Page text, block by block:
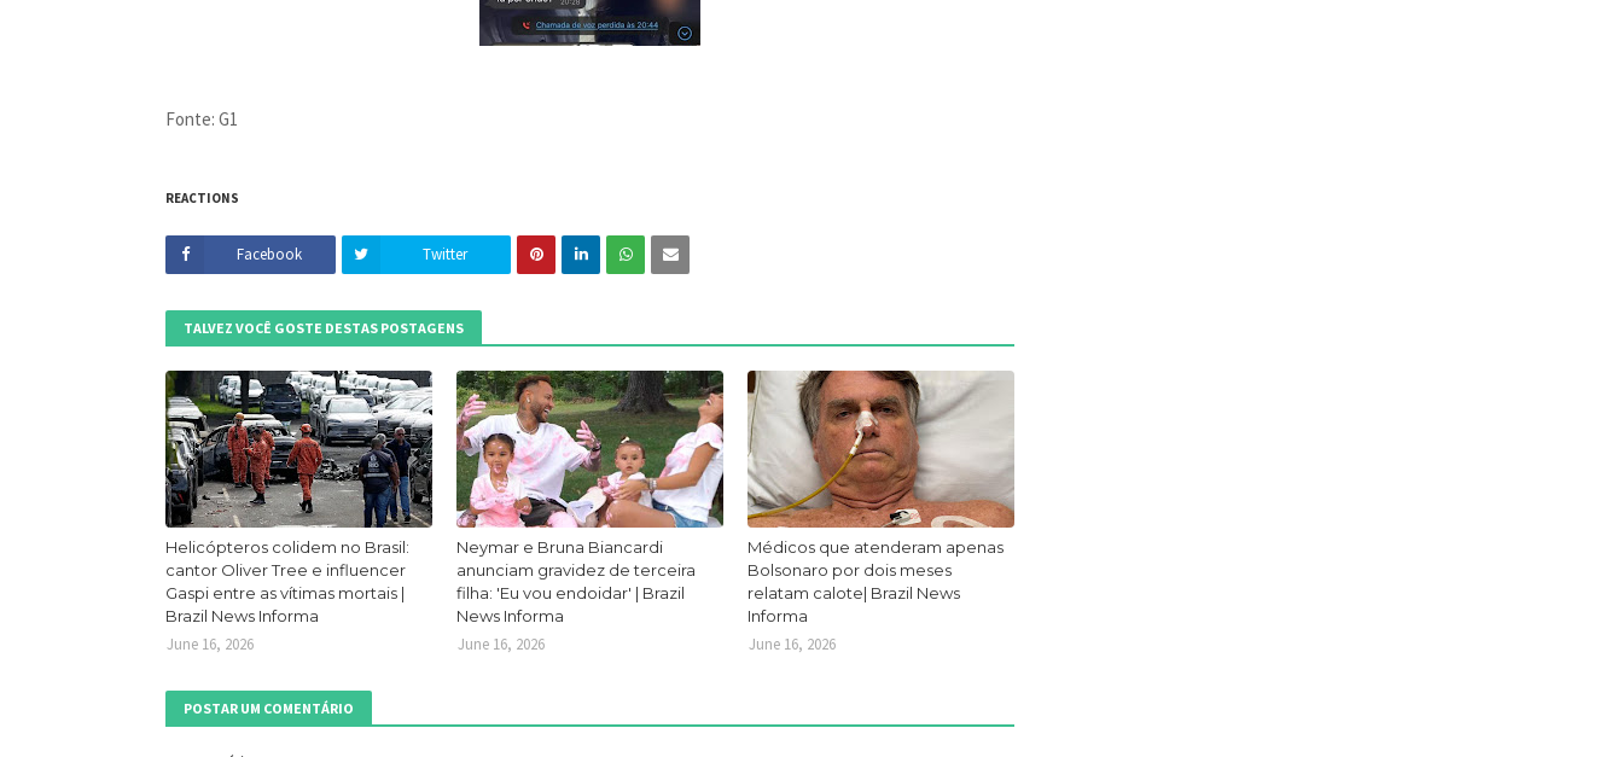
Fonte: G1
REACTIONS
Facebook Twitter
TALVEZ VOCÊ GOSTE DESTAS POSTAGENS
Helicópteros colidem no Brasil:
cantor Oliver Tree e influencer
Gaspi entre as vítimas mortais |
Brazil News Informa
June 16, 2026
Neymar e Bruna Biancardi
anunciam gravidez de terceira
filha: 'Eu vou endoidar' | Brazil
News Informa
June 16, 2026
Médicos que atenderam apenas
Bolsonaro por dois meses
relatam calote| Brazil News
Informa
June 16, 2026
POSTAR UM COMENTÁRIO